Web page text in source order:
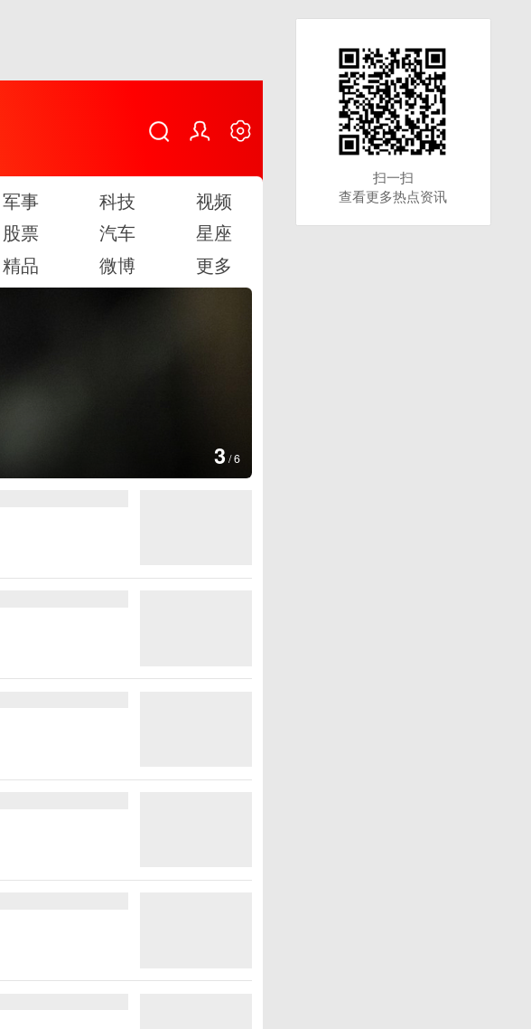
军事 科技
视频
股票 汽车
星座
精品 微博 更多
4 /6
扫一扫
查看更多热点资讯
扫一扫
查看更多热点资讯